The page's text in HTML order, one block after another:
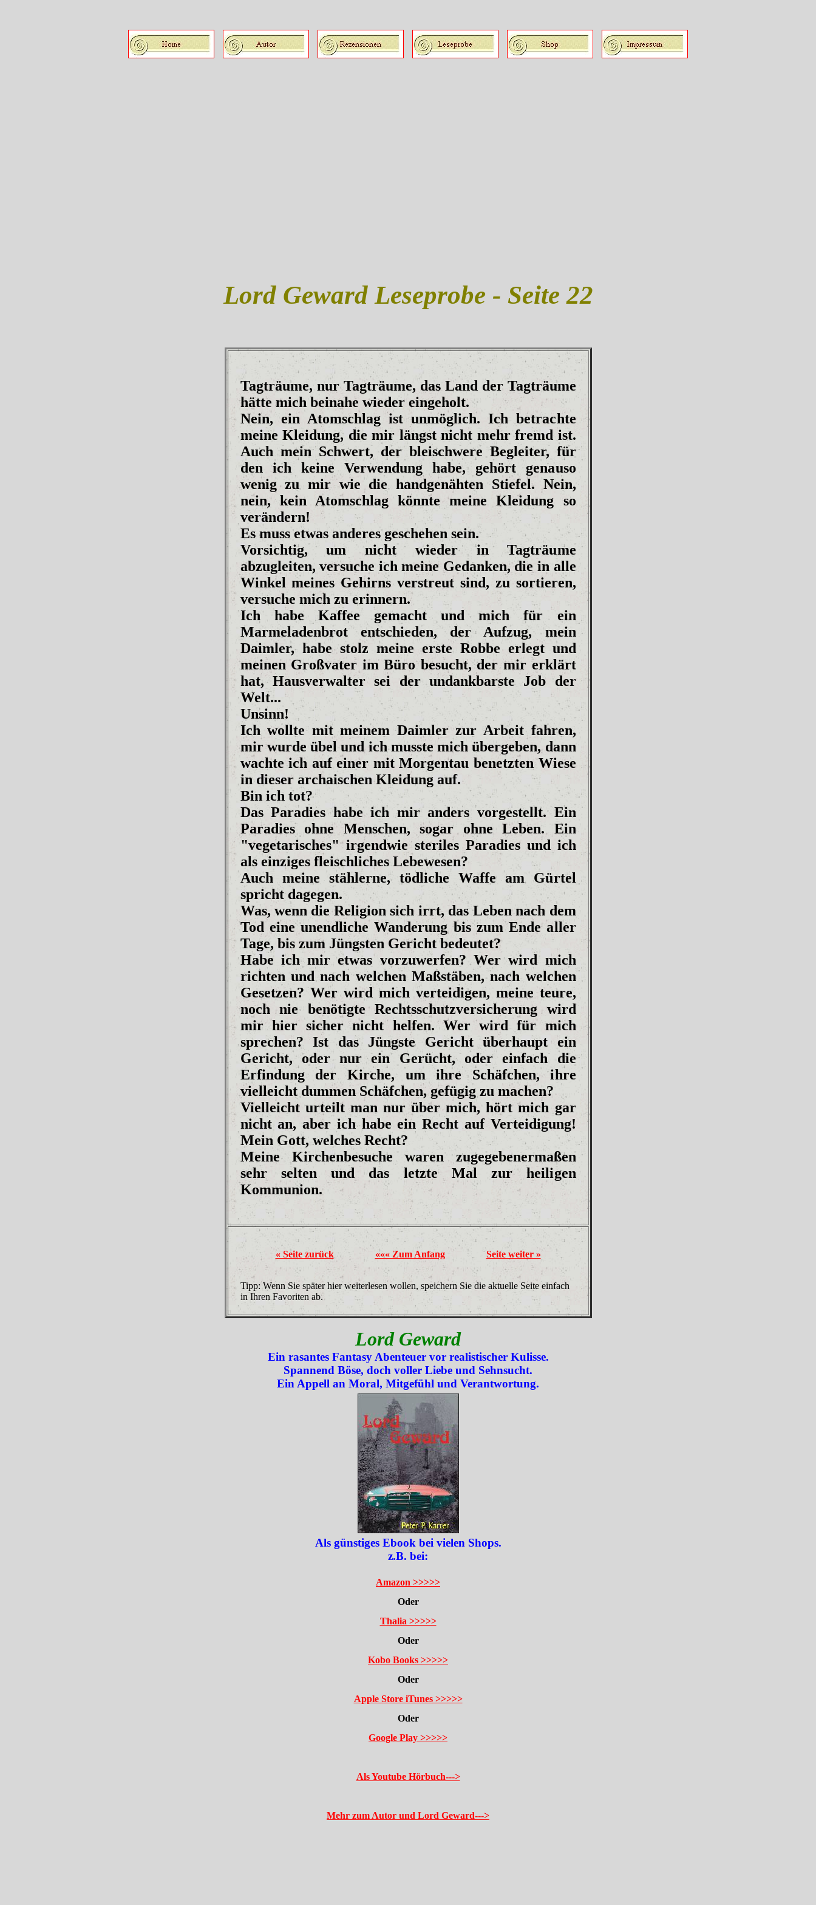
Lord Geward Leseprobe - Seite 22
Tagträume, nur Tagträume, das Land der Tagträume
hätte mich beinahe wieder eingeholt.
Nein, ein Atomschlag ist unmöglich. Ich betrachte
meine Kleidung, die mir längst nicht mehr fremd ist.
Auch mein Schwert, der bleischwere Begleiter, für
den ich keine Verwendung habe, gehört genauso
wenig zu mir wie die handgenähten Stiefel. Nein,
nein, kein Atomschlag könnte meine Kleidung so
verändern!
Es muss etwas anderes geschehen sein.
Vorsichtig, um nicht wieder in Tagträume
abzugleiten, versuche ich meine Gedanken, die in alle
Winkel meines Gehirns verstreut sind, zu sortieren,
versuche mich zu erinnern.
Ich habe Kaffee gemacht und mich für ein
Marmeladenbrot entschieden, der Aufzug, mein
Daimler, habe stolz meine erste Robbe erlegt und
meinen Großvater im Büro besucht, der mir erklärt
hat, Hausverwalter sei der undankbarste Job der
Welt...
Unsinn!
Ich wollte mit meinem Daimler zur Arbeit fahren,
mir wurde übel und ich musste mich übergeben, dann
wachte ich auf einer mit Morgentau benetzten Wiese
in dieser archaischen Kleidung auf.
Bin ich tot?
Das Paradies habe ich mir anders vorgestellt. Ein
Paradies ohne Menschen, sogar ohne Leben. Ein
"vegetarisches" irgendwie steriles Paradies und ich
als einziges fleischliches Lebewesen?
Auch meine stählerne, tödliche Waffe am Gürtel
spricht dagegen.
Was, wenn die Religion sich irrt, das Leben nach dem
Tod eine unendliche Wanderung bis zum Ende aller
Tage, bis zum Jüngsten Gericht bedeutet?
Habe ich mir etwas vorzuwerfen? Wer wird mich
richten und nach welchen Maßstäben, nach welchen
Gesetzen? Wer wird mich verteidigen, meine teure,
noch nie benötigte Rechtsschutzversicherung wird
mir hier sicher nicht helfen. Wer wird für mich
sprechen? Ist das Jüngste Gericht überhaupt ein
Gericht, oder nur ein Gerücht, oder einfach die
Erfindung der Kirche, um ihre Schäfchen, ihre
vielleicht dummen Schäfchen, gefügig zu machen?
Vielleicht urteilt man nur über mich, hört mich gar
nicht an, aber ich habe ein Recht auf Verteidigung!
Mein Gott, welches Recht?
Meine Kirchenbesuche waren zugegebenermaßen
sehr selten und das letzte Mal zur heiligen
Kommunion.
« Seite zurück ««« Zum Anfang Seite weiter »
Tipp: Wenn Sie später hier weiterlesen wollen, speichern Sie die aktuelle Seite einfach
in Ihren Favoriten ab.
Lord Geward
Ein rasantes Fantasy Abenteuer vor realistischer Kulisse.
Spannend Böse, doch voller Liebe und Sehnsucht.
Ein Appell an Moral, Mitgefühl und Verantwortung.
Als günstiges Ebook bei vielen Shops.
z.B. bei:
Amazon >>>>>
Oder
Thalia >>>>>
Oder
Kobo Books >>>>>
Oder
Apple Store iTunes >>>>>
Oder
Google Play >>>>>
Als Youtube Hörbuch--->
Mehr zum Autor und Lord Geward--->